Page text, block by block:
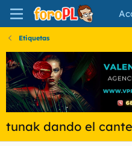
Etiquetas
tunak dando el cante